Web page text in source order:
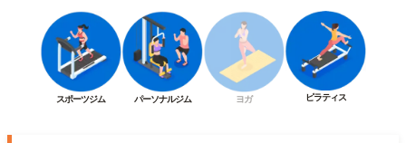
スポーツジム パーソナルジム ヨガ ピラティス